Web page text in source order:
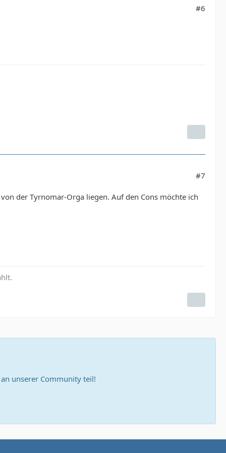
#6
#7
der Tyrnomar-Orga liegen. Auf den Cons möchte ich
unserer Community teil!